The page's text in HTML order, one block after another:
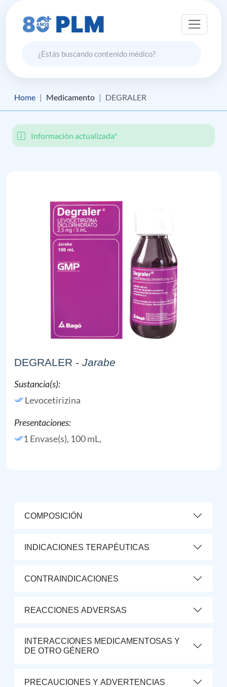
Home Medicamento DEGRALER
Información actualizada*
DEGRALER - Jarabe
Sustancia(s):
Levocetirizina
Presentaciones:
1 Envase(s), 100 mL,
COMPOSICIÓN
INDICACIONES TERAPÉUTICAS
CONTRAINDICACIONES
REACCIONES ADVERSAS
INTERACCIONES MEDICAMENTOSAS Y
DE OTRO GÉNERO
PRECAUCIONES Y ADVERTENCIAS